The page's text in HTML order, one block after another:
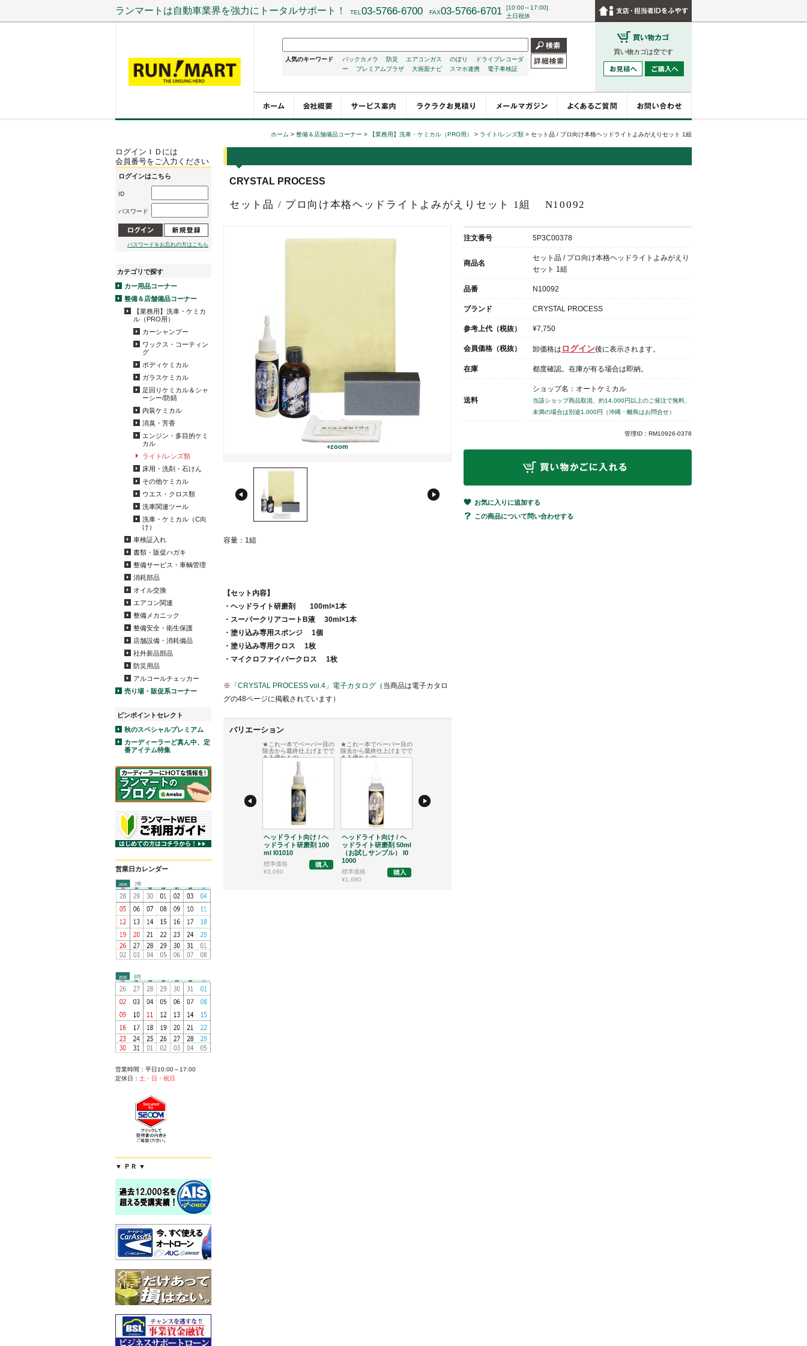
ランマートは自動車業界を強力にトータルサポート！ TEL 03-5766-6700 FAX03-5766-6701
[10:00～17:00]
土日祝休
人気のキーワード バックカメラ 防災 エアコンガス のぼり
ドライブレコーダ
ー
プレミアムプラザ 大画面ナビ スマホ連携 電子車検証
買い物カゴは空です
ログインＩＤには
会員番号をご入力ください
ログインはこちら
ID
パスワード
パスワードをお忘れの方はこちら
カテゴリで探す
カー用品コーナー
整備＆店舗備品コーナー
【業務用】洗車・ケミカ
ル（PRO用）
カーシャンプー
ワックス・コーティン
グ
ボディケミカル
ガラスケミカル
足回りケミカル＆シャ
ーシー/防錆
内装ケミカル
消臭・芳香
エンジン・多目的ケミ
カル
ライト/レンズ類
床用・洗剤・石けん
その他ケミカル
ウエス・クロス類
洗車関連ツール
洗車・ケミカル（C向
け）
車検証入れ
書類・販促ハガキ
整備サービス・車輌管理
消耗部品
オイル交換
エアコン関連
整備メカニック
整備安全・衛生保護
店舗設備・消耗備品
社外新品部品
防災用品
アルコールチェッカー
売り場・販促系コーナー
ピンポイントセレクト
秋のスペシャルプレミアム
カーディーラーど真ん中、定
番アイテム特集
営業日カレンダー
営業時間：平日10:00～17:00
定休日： 土・日・祝日
▼ ＰＲ ▼
ホーム > 整備＆店舗備品コーナー > 【業務用】洗車・ケミカル（PRO用） > ライト/レンズ類 > セット品 / プロ向け本格ヘッドライトよみがえりセット 1組
CRYSTAL PROCESS
セット品 / プロ向け本格ヘッドライトよみがえりセット 1組 N10092
+zoom
容量：1組
【セット内容】
・ヘッドライト研磨剤 100ml×1本
・スーパークリアコートB液 30ml×1本
・塗り込み専用スポンジ 1個
・塗り込み専用クロス 1枚
・マイクロファイバークロス 1枚
※ 「CRYSTAL PROCESS vol.4」電子カタログ （当商品は電子カタロ
グの48ページに掲載されています）
バリエーション
★これ一本でペーパー目の
除去から最終仕上げまでで
きる優れもの
ヘッドライト向け / ヘ
ッドライト研磨剤 100
ml I01010
標準価格
¥3,060
★これ一本でペーパー目の
除去から最終仕上げまでで
きる優れもの
ヘッドライト向け / ヘ
ッドライト研磨剤 50ml
（お試しサンプル） I0
1000
標準価格
¥1,680
注文番号 5P3C00378
商品名
セット品 / プロ向け本格ヘッドライトよみがえり
セット 1組
品番 N10092
ブランド CRYSTAL PROCESS
参考上代（税抜） ¥7,750
会員価格（税抜） 卸価格は ログイン後に表示されます。
在庫 都度確認。在庫が有る場合は即納。
送料
ショップ名：オートケミカル
当該ショップ商品取混、約14,000円以上のご発注で無料、
未満の場合は別途1,000円（沖縄・離島はお問合せ）
管理ID：RM10926-0378
お気に入りに追加する
この商品について問い合わせする